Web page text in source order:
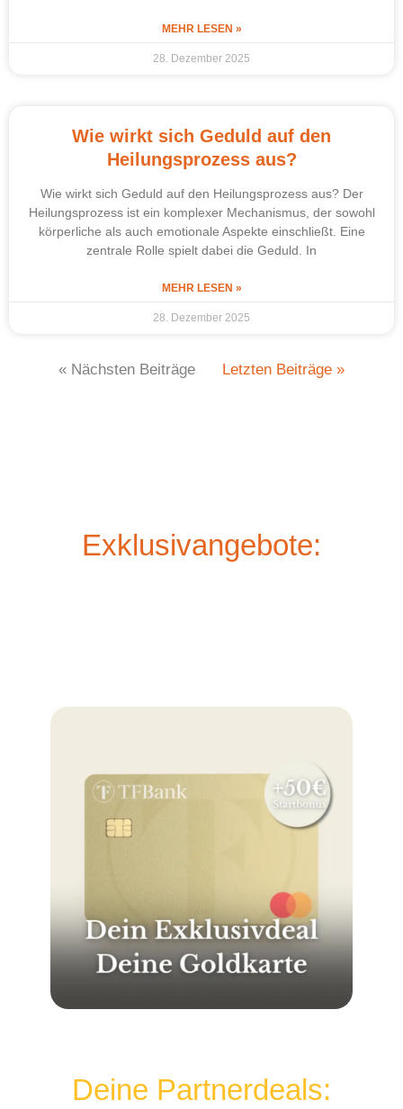
MEHR LESEN »
28. Dezember 2025
Wie wirkt sich Geduld auf den
Heilungsprozess aus?
Wie wirkt sich Geduld auf den Heilungsprozess aus? Der
Heilungsprozess ist ein komplexer Mechanismus, der sowohl
körperliche als auch emotionale Aspekte einschließt. Eine
zentrale Rolle spielt dabei die Geduld. In
MEHR LESEN »
28. Dezember 2025
« Nächsten Beiträge Letzten Beiträge »
Exklusivangebote:
Deine Partnerdeals: